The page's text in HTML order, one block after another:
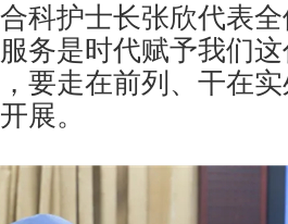
护士长张欣代表全
务是时代赋予我们
要走在前列、干在
展。